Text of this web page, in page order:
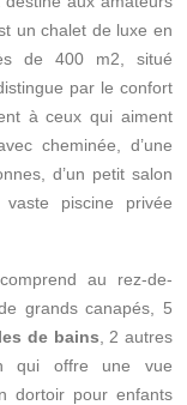
un chalet de luxe en
de 400 m2, situé
par le confort
à ceux qui aiment
cheminée, d’une
d’un petit salon
piscine privée
au rez-de-
grands canapés, 5
de bains , 2 autres
qui offre une vue
dortoir pour enfants